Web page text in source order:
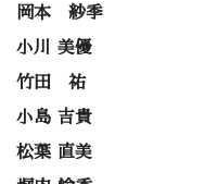
岡本 紗季
小川 美優
竹田 祐
小島 吉貴
松葉 直美